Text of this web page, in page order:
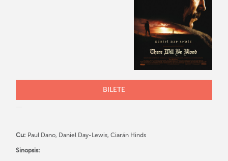
BILETE
Cu: Paul Dano, Daniel Day-Lewis, Ciarán Hinds
Sinopsis: